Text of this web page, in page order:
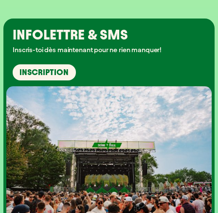
INFOLETTRE & SMS
Inscris-toi dès maintenant pour ne rien manquer!
INSCRIPTION